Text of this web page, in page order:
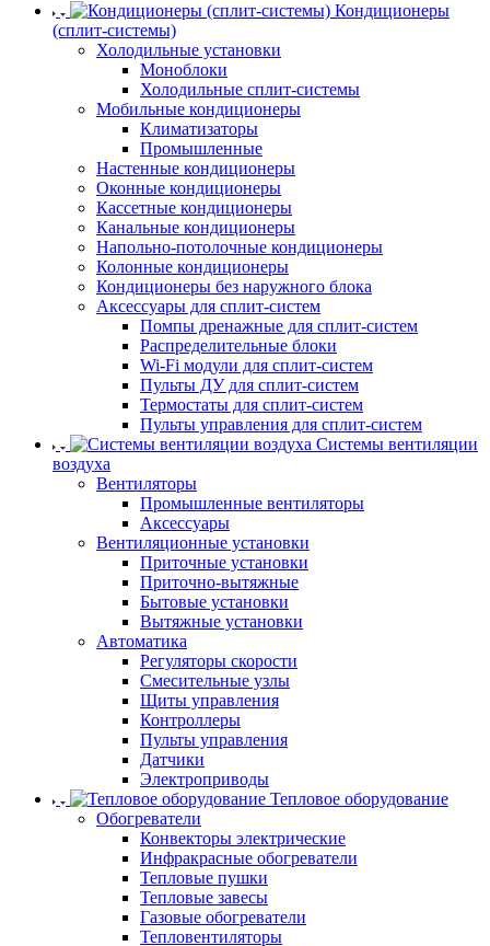
Кондиционеры
(сплит-системы)
Холодильные установки
Моноблоки
Холодильные сплит-системы
Мобильные кондиционеры
Климатизаторы
Промышленные
Настенные кондиционеры
Оконные кондиционеры
Кассетные кондиционеры
Канальные кондиционеры
Напольно-потолочные кондиционеры
Колонные кондиционеры
Кондиционеры без наружного блока
Аксессуары для сплит-систем
Помпы дренажные для сплит-систем
Распределительные блоки
Wi-Fi модули для сплит-систем
Пульты ДУ для сплит-систем
Термостаты для сплит-систем
Пульты управления для сплит-систем
Системы вентиляции
воздуха
Вентиляторы
Промышленные вентиляторы
Аксессуары
Вентиляционные установки
Приточные установки
Приточно-вытяжные
Бытовые установки
Вытяжные установки
Автоматика
Регуляторы скорости
Смесительные узлы
Щиты управления
Контроллеры
Пульты управления
Датчики
Электроприводы
Тепловое оборудование
Обогреватели
Конвекторы электрические
Инфракрасные обогреватели
Тепловые пушки
Тепловые завесы
Газовые обогреватели
Тепловентиляторы